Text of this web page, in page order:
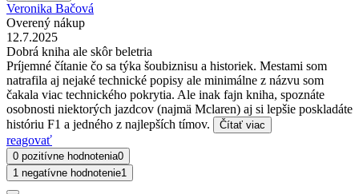
Veronika Bačová
Overený nákup
12.7.2025
Dobrá kniha ale skôr beletria
Príjemné čítanie čo sa týka šoubiznisu a historiek. Mestami som
natrafila aj nejaké technické popisy ale minimálne z názvu som
čakala viac technického pokrytia. Ale inak fajn kniha, spoznáte
osobnosti niektorých jazdcov (najmä Mclaren) aj si lepšie poskladáte
históriu F1 a jedného z najlepších tímov.
Čítať viac
reagovať
0 pozitívne hodnotenia0
1 negatívne hodnotenie1